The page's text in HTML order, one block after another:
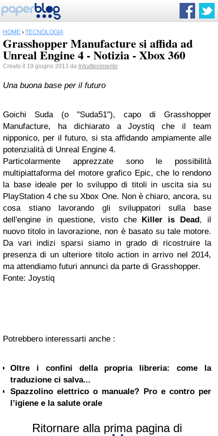
HOME › TECNOLOGIA
Grasshopper Manufacture si affida ad
Unreal Engine 4 - Notizia - Xbox 360
Creato il 19 giugno 2013 da Intrattenimento
Una buona base per il futuro
Goichi Suda (o "Suda51"), capo di Grasshopper
Manufacture, ha dichiarato a Joystiq che il team
nipponico, per il futuro, si sta affidando ampiamente alle
potenzialità di Unreal Engine 4.
Particolarmente apprezzate sono le possibilità
multipiattaforma del motore grafico Epic, che lo rendono
la base ideale per lo sviluppo di titoli in uscita sia su
PlayStation 4 che su Xbox One. Non è chiaro, ancora, su
cosa stiano lavorando gli sviluppatori sulla base
dell'engine in questione, visto che Killer is Dead, il
nuovo titolo in lavorazione, non è basato su tale motore.
Da vari indizi sparsi siamo in grado di ricostruire la
presenza di un ulteriore titolo action in arrivo nel 2014,
ma attendiamo futuri annunci da parte di Grasshopper.
Fonte: Joystiq
Potrebbero interessarti anche :
Oltre i confini della propria libreria: come la
traduzione ci salva...
Spazzolino elettrico o manuale? Pro e contro per
l’igiene e la salute orale
Ritornare alla prima pagina di